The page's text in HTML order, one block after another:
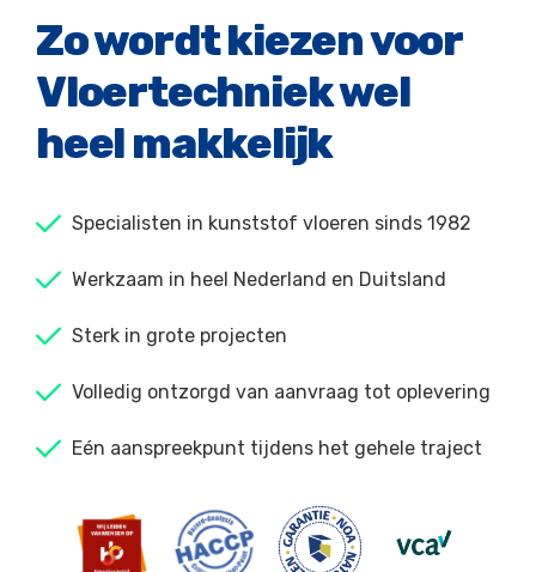
Zo wordt kiezen voor
Vloertechniek wel
heel makkelijk
Specialisten in kunststof vloeren sinds 1982
Werkzaam in heel Nederland en Duitsland
Sterk in grote projecten
Volledig ontzorgd van aanvraag tot oplevering
Eén aanspreekpunt tijdens het gehele traject